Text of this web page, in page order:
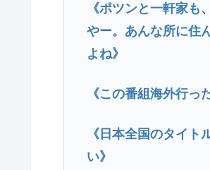
《ポツンと一軒家
やー。あんな所に住
よね》
《この番組海外行っ
《日本全国のタイ
い》